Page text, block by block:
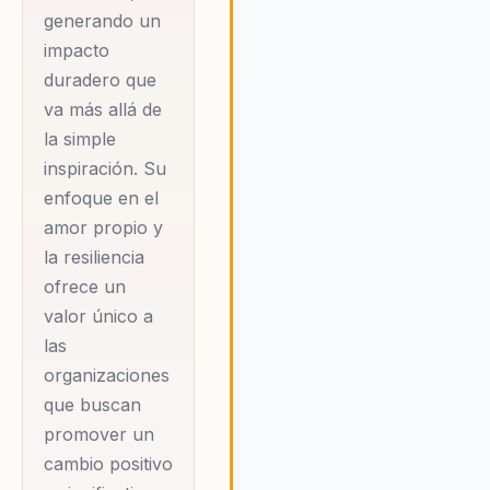
convierte el dolor en
fortaleza colectiva,
recordando que la
salud emocional
también es parte
fundamental de la
Su estilo auténtico y
directo transforma
audiencias,
activando la
consciencia y
empoderando desde
la verdad. Mila habla
generando un
impacto
duradero que
va más allá de
la simple
inspiración. Su
enfoque en el
amor propio y
la resiliencia
ofrece un
valor único a
las
organizaciones
que buscan
promover un
cambio positivo